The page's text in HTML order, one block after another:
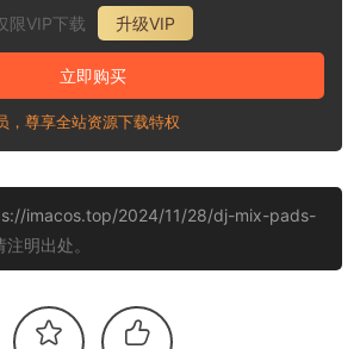
限VIP下载
升级VIP
立即购买
，尊享全站资源下载特权
imacos.top/2024/11/28/dj-mix-pads-
注明出处。